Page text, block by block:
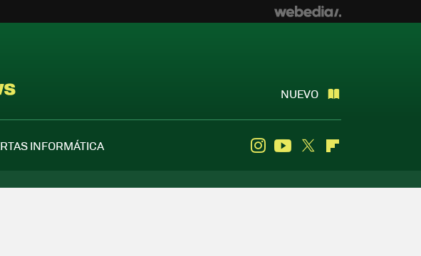
NUEVO
INFORMÁTICA InstagramYoutube
Twitter